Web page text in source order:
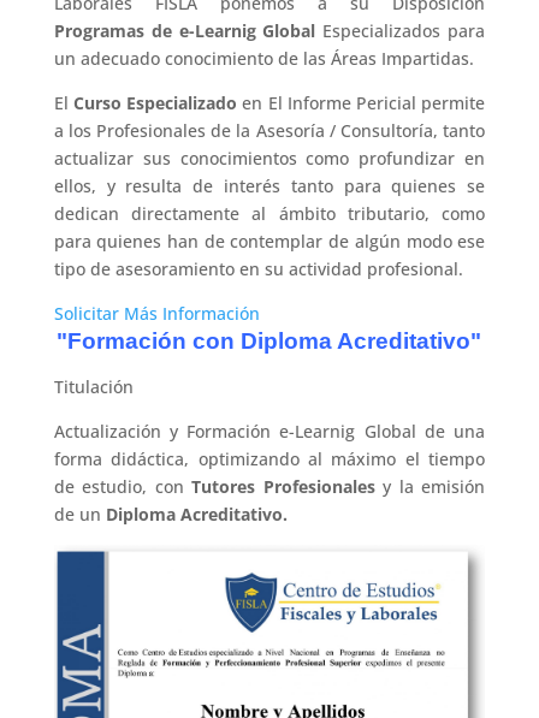
Programas de e-Learnig Global Especializados para
un adecuado conocimiento de las Áreas Impartidas.
El Curso Especializadoen El Informe Pericial permite
a los Profesionales de la Asesoría / Consultoría, tanto
actualizar sus conocimientos como profundizar en
ellos, y resulta de interés tanto para quienes se
dedican directamente al ámbito tributario, como
para quienes han de contemplar de algún modo ese
tipo de asesoramiento en su actividad profesional.
Solicitar Más Información
"Formación con Diploma Acreditativo"
Titulación
Actualización y Formación e-Learnig Global de una
forma didáctica, optimizando al máximo el tiempo
de estudio, conTutores Profesionalesy la emisión
de un Diploma Acreditativo.